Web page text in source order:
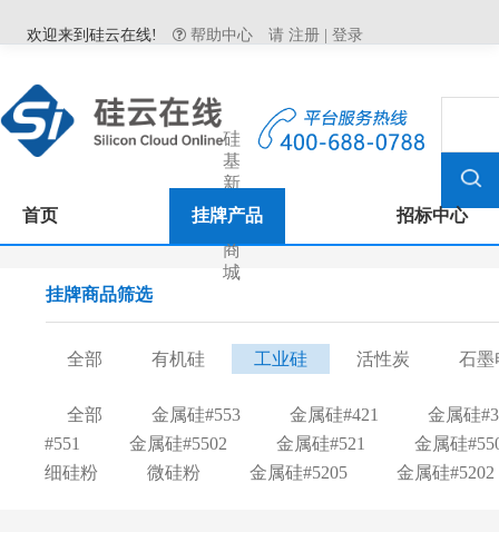
欢迎来到硅云在线! 帮助中心 请 注册 登录
硅
基
新
材
料
商
城
首页 挂牌产品 招标中心
挂牌商品筛选
全部 有机硅 工业硅 活性炭 石墨
全部 金属硅#553 金属硅#421
金属硅
#551
金属硅#5502 金属硅#521
金属硅
细硅粉
微硅粉 金属硅#5205 金属硅#5202